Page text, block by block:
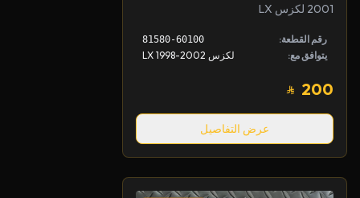
2001 لكزس LX
رقم القطعة: 81580-60100
يتوافق مع: لكزس LX 1998-2002
200
عرض التفاصيل